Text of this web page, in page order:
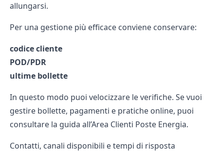
allungarsi.
Per una gestione più efficace conviene conservare:
codice cliente
POD/PDR
ultime bollette
In questo modo puoi velocizzare le verifiche. Se vuoi
gestire bollette, pagamenti e pratiche online, puoi
consultare la guida all’Area Clienti Poste Energia.
Contatti, canali disponibili e tempi di risposta